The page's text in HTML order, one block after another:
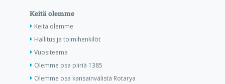
Keitä olemme
Keitä olemme
Hallitus ja toimihenkilöt
Vuositeema
Olemme osa piiriä 1385
Olemme osa kansainvälistä Rotarya